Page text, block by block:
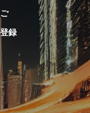
る商品に万
は商品出荷
。
や返品は、
ん。
願いする場
録